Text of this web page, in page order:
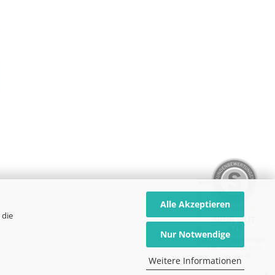
die
Alle Akzeptieren
Nur Notwendige
Weitere Informationen
SEHR GUT
aus 339 Bewertungen
bei: dawanda.com,